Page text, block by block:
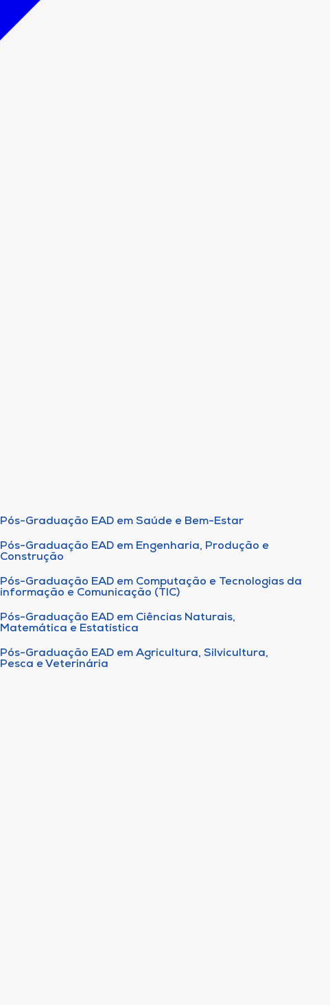
Pós-Graduação EAD em Saúde e Bem-Estar
Pós-Graduação EAD em Engenharia, Produção e
Construção
Pós-Graduação EAD em Computação e Tecnologias da
informação e Comunicação (TIC)
Pós-Graduação EAD em Ciências Naturais,
Matemática e Estatística
Pós-Graduação EAD em Agricultura, Silvicultura,
Pesca e Veterinária